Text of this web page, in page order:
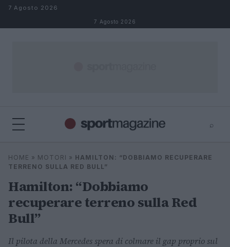
Salta al contenuto
7 Agosto 2026
7 Agosto 2026
⌕
Cerca
⌕
HOME » MOTORI » HAMILTON: “DOBBIAMO RECUPERARE
TERRENO SULLA RED BULL”
Hamilton: “Dobbiamo
recuperare terreno sulla Red
Bull”
Il pilota della Mercedes spera di colmare il gap proprio sul